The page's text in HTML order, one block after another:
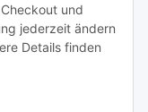
und
jederzeit ändern
Details finden